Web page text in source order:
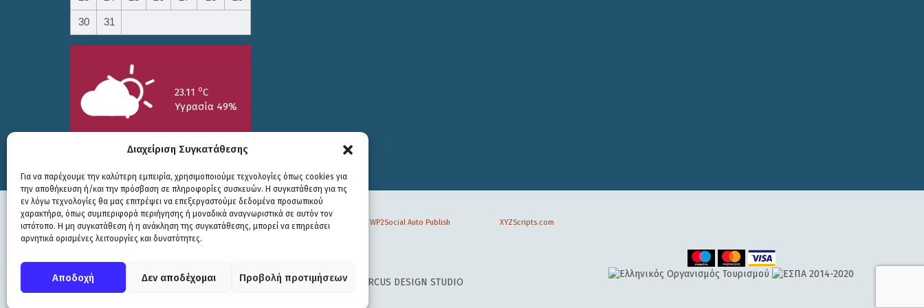
Διαχείριση Συγκατάθεσης
Για να παρέχουμε την καλύτερη εμπειρία, χρησιμοποιούμε τεχνολογίες όπως cookies για
την αποθήκευση ή/και την πρόσβαση σε πληροφορίες συσκευών. Η συγκατάθεση για τις
εν λόγω τεχνολογίες θα μας επιτρέψει να επεξεργαστούμε δεδομένα προσωπικού
χαρακτήρα, όπως συμπεριφορά περιήγησης ή μοναδικά αναγνωριστικά σε αυτόν τον
ιστότοπο. Η μη συγκατάθεση ή η ανάκληση της συγκατάθεσης, μπορεί να επηρεάσει
αρνητικά ορισμένες λειτουργίες και δυνατότητες.
Αποδοχή Δεν αποδέχομαι Προβολή προτιμήσεων
30 31
23.11 oC
Υγρασία 49%
25/7
15.73oC
26/7
17.99oC
27/7
20.94oC
© COPYRIGHT ΔΗΜΟΣ ΣΟΥΛΙΟΥ 2026
WEB DEVELOPMENT BYΕΓΚΡΙΤΟΣ GROUP| GRAPHICS DESIGN BY CIRCUS DESIGN STUDIO
WP2Social Auto Publish XYZScripts.com